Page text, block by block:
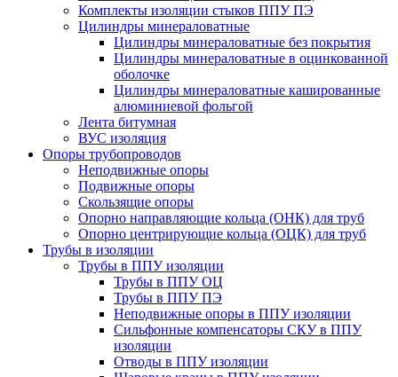
Комплекты изоляции стыков ППУ ПЭ
Цилиндры минераловатные
Цилиндры минераловатные без покрытия
Цилиндры минераловатные в оцинкованной
оболочке
Цилиндры минераловатные кашированные
алюминиевой фольгой
Лента битумная
ВУС изоляция
Опоры трубопроводов
Неподвижные опоры
Подвижные опоры
Скользящие опоры
Опорно направляющие кольца (ОНК) для труб
Опорно центрирующие кольца (ОЦК) для труб
Трубы в изоляции
Трубы в ППУ изоляции
Трубы в ППУ ОЦ
Трубы в ППУ ПЭ
Неподвижные опоры в ППУ изоляции
Сильфонные компенсаторы СКУ в ППУ
изоляции
Отводы в ППУ изоляции